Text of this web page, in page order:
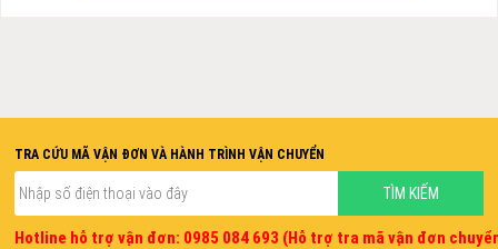
TRA CỨU MÃ VẬN ĐƠN VÀ HÀNH TRÌNH VẬN CHUYỂN
Hotline hỗ trợ vận đơn: 0985 084 693 (Hỗ trợ tra mã vận đơn